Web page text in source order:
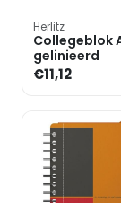
Herlitz
Collegeblok
gelinieerd
€11,12